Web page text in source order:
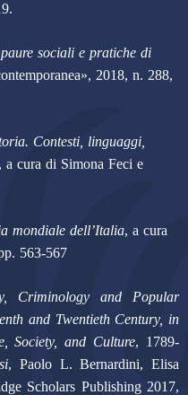
sociali e pratiche di
2018, n. 288,
Contesti, linguaggi,
, a cura di Simona Feci e
mondiale dell’Italia, a cura
563-567
Criminology and Popular
and Twentieth Century, in
Society, and Culture, 1789-
, Paolo L. Bernardini, Elisa
Scholars Publishing 2017,